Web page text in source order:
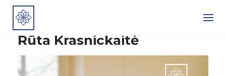
Skip
content
Rūta Krasnickaitė